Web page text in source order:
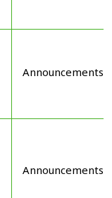
Announcements
Announcements